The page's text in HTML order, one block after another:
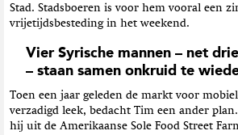
Stad. Stadsboeren is voor hem vooral een
vrijetijdsbesteding in het weekend.
Vier Syrische mannen – net
– staan samen onkruid te
Toen een jaar geleden de markt voor
verzadigd leek, bedacht Tim een ander
hij uit de Amerikaanse Sole Food Street